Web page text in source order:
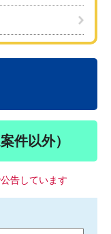
件以外）
告しています